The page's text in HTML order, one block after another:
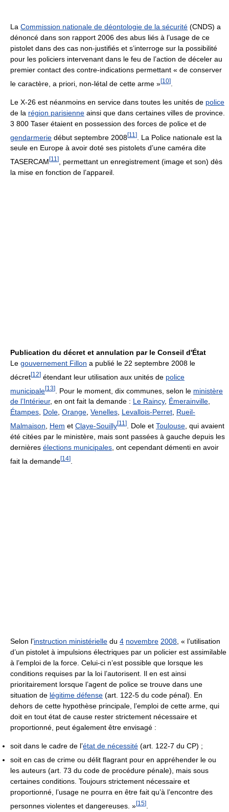
La Commission nationale de déontologie de la sécurité (CNDS) a
dénoncé dans son rapport 2006 des abus liés à l’usage de ce
pistolet dans des cas non-justifiés et s’interroge sur la possibilité
pour les policiers intervenant dans le feu de l’action de déceler au
premier contact des contre-indications permettant « de conserver
le caractère, a priori, non-létal de cette arme »[10]
Le X-26 est néanmoins en service dans toutes les unités de police
de la région parisienne ainsi que dans certaines villes de province.
3 800 Taser étaient en possession des forces de police et de
gendarmerie début septembre 2008[11 ]
. La Police nationale est la
seule en Europe à avoir doté ses pistolets d’une caméra dite
TASERCAM [11 ]
, permettant un enregistrement (image et son) dès
la mise en fonction de l’appareil.
Publication du décret et annulation par le Conseil d'État
Le gouvernement Fillon a publié le 22 septembre 2008 le
décret[12] étendant leur utilisation aux unités de police
municipale[13] . Pour le moment, dix communes, selon le ministère
de l’Intérieur, en ont fait la demande : Le Raincy, Émerainville,
Étampes, Dole, Orange, Venelles, Levallois-Perret, Rueil-
Malmaison
Hem et Claye-Souilly[11 ] . Dole et Toulouse , qui avaient
été citées par le ministère, mais sont passées à gauche depuis les
dernières élections municipales , ont cependant démenti en avoir
fait la demande[14]
Selon l’instruction ministérielle du 4 novembre 2008 « l’utilisation
d’un pistolet à impulsions électriques par un policier est assimilable
à l’emploi de la force. Celui-ci n’est possible que lorsque les
conditions requises par la loi l’autorisent. Il en est ainsi
prioritairement lorsque l’agent de police se trouve dans une
situation de légitime défense (art. 122-5 du code pénal). En
dehors de cette hypothèse principale, l’emploi de cette arme, qui
doit en tout état de cause rester strictement nécessaire et
proportionné, peut également être envisagé :
soit dans le cadre de l’état de nécessité (art. 122‑7 du CP) ;
soit en cas de crime ou délit flagrant pour en appréhender le ou
les auteurs (art. 73 du code de procédure pénale), mais sous
certaines conditions. Toujours strictement nécessaire et
proportionné, l’usage ne pourra en être fait qu’à l’encontre des
personnes violentes et dangereuses. »[15]